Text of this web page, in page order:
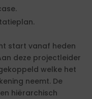
start vanaf heden
deze projectleider
welke het
neemt. De
hiërarchisch